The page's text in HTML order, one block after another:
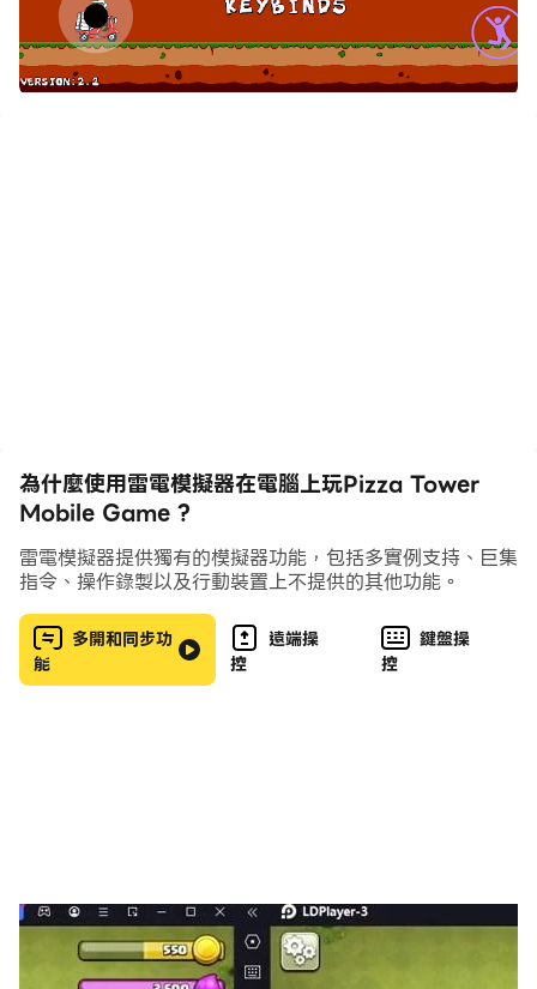
Tower 保證讓您流連忘返。
所以不要再等了，潛入 Pizza Tower 的世界，親眼看看所
有的嗡嗡聲是怎麼回事！
為什麼使用雷電模擬器在電腦上玩Pizza Tower
Mobile Game ?
雷電模擬器提供獨有的模擬器功能，包括多實例支持、巨集
指令、操作錄製以及行動裝置上不提供的其他功能。
多開和同步功
能
遠端操
控
鍵盤操
控